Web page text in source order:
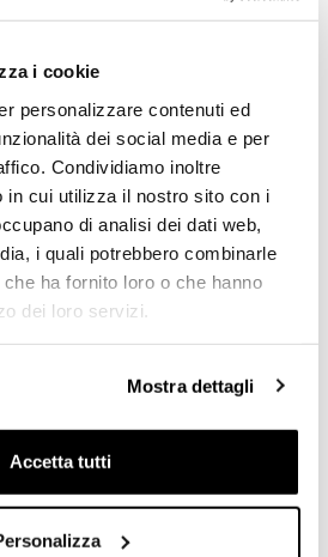
i cookie
personalizzare contenuti ed
dei social media e per
Condividiamo inoltre
in cui utilizza il nostro sito con i
di analisi dei dati web,
i quali potrebbero combinarle
ha fornito loro o che hanno
dei loro servizi.
Mostra dettagli
Accetta tutti
CALATRAVA POINTERDATE